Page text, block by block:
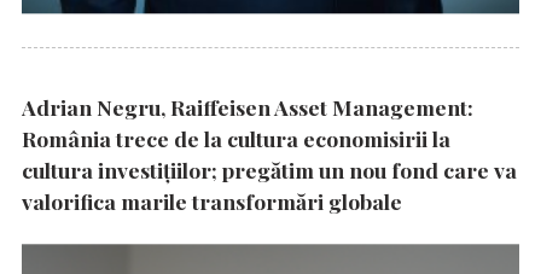
Adrian Negru, Raiffeisen Asset Management:
România trece de la cultura economisirii la
cultura investițiilor; pregătim un nou fond care va
valorifica marile transformări globale